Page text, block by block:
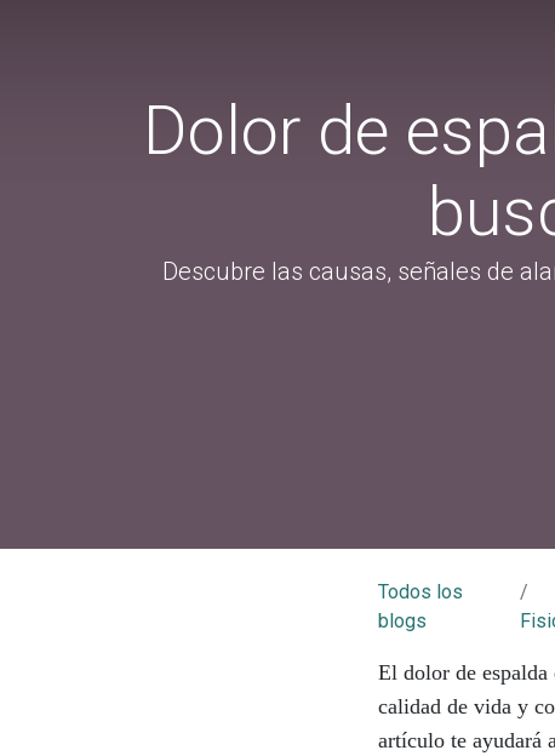
Dolor de
Descubre las causas, señales de
Todos los
blogs
El dolor de espalda
calidad de vida y
artículo te ayudará